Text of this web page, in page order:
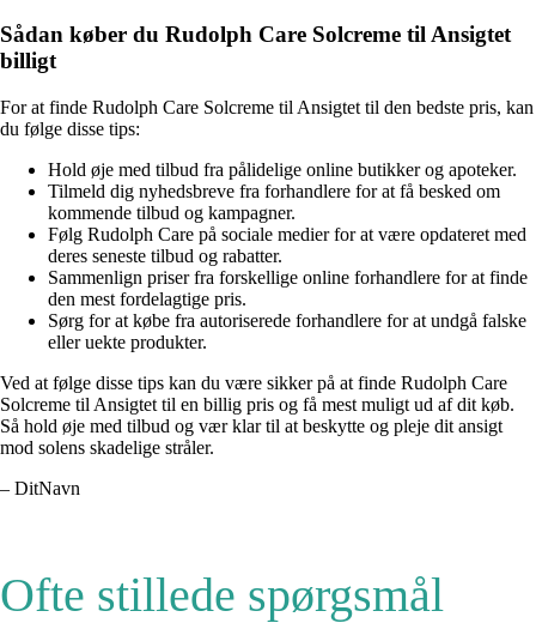
Sådan køber du Rudolph Care Solcreme til Ansigtet
billigt
For at finde Rudolph Care Solcreme til Ansigtet til den bedste pris, kan
du følge disse tips:
Hold øje med tilbud fra pålidelige online butikker og apoteker.
Tilmeld dig nyhedsbreve fra forhandlere for at få besked om
kommende tilbud og kampagner.
Følg Rudolph Care på sociale medier for at være opdateret med
deres seneste tilbud og rabatter.
Sammenlign priser fra forskellige online forhandlere for at finde
den mest fordelagtige pris.
Sørg for at købe fra autoriserede forhandlere for at undgå falske
eller uekte produkter.
Ved at følge disse tips kan du være sikker på at finde Rudolph Care
Solcreme til Ansigtet til en billig pris og få mest muligt ud af dit køb.
Så hold øje med tilbud og vær klar til at beskytte og pleje dit ansigt
mod solens skadelige stråler.
– DitNavn
Ofte stillede spørgsmål